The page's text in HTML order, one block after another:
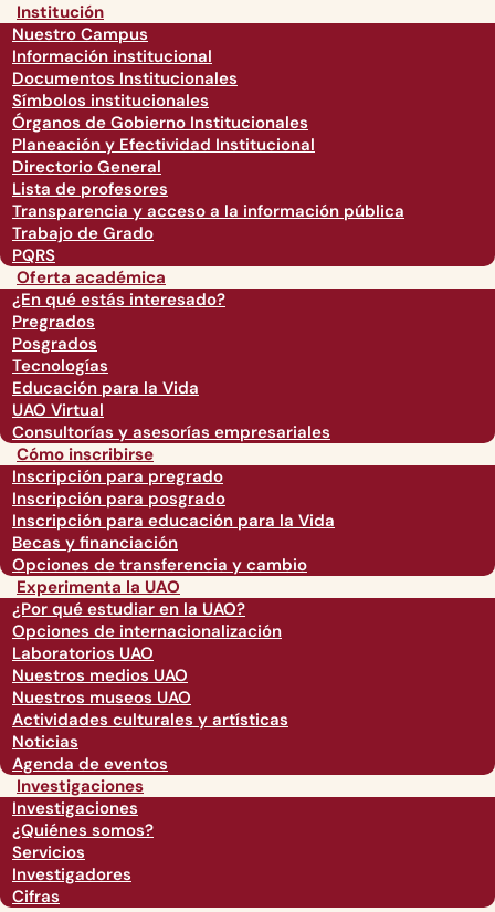
Institución
Nuestro Campus
Información institucional
Documentos Institucionales
Símbolos institucionales
Órganos de Gobierno Institucionales
Planeación y Efectividad Institucional
Directorio General
Lista de profesores
Transparencia y acceso a la información pública
Trabajo de Grado
PQRS
Oferta académica
¿En qué estás interesado?
Pregrados
Posgrados
Tecnologías
Educación para la Vida
UAO Virtual
Consultorías y asesorías empresariales
Cómo inscribirse
Inscripción para pregrado
Inscripción para posgrado
Inscripción para educación para la Vida
Becas y financiación
Opciones de transferencia y cambio
Experimenta la UAO
¿Por qué estudiar en la UAO?
Opciones de internacionalización
Laboratorios UAO
Nuestros medios UAO
Nuestros museos UAO
Actividades culturales y artísticas
Noticias
Agenda de eventos
Investigaciones
Investigaciones
¿Quiénes somos?
Servicios
Investigadores
Cifras